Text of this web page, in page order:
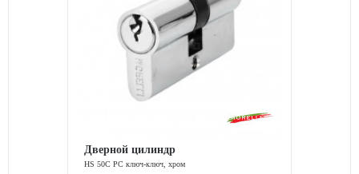
Дверной цилиндр
HS 50C PC ключ-ключ, хром